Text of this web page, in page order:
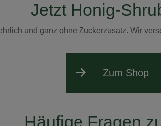
Jetzt Honig-
und ganz ohne Zuckerzusatz. Wir
Zum Shop
Häufige Fragen